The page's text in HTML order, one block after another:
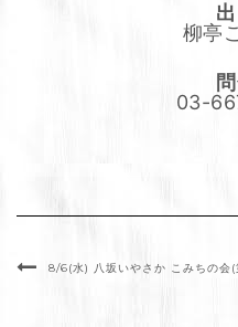
柳亭
03-
8/6(水) 八坂いやさか こみちの会(